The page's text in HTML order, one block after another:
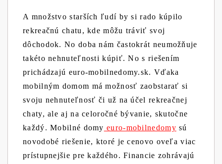
A množstvo starších ľudí by si rado kúpilo
rekreačnú chatu, kde môžu tráviť svoj
dôchodok. No doba nám častokrát neumožňuje
takéto nehnuteľnosti kúpiť. No s riešením
prichádzajú euro-mobilnedomy.sk. Vďaka
mobilným domom má možnosť zaobstarať si
svoju nehnuteľnosť či už na účel rekreačnej
chaty, ale aj na celoročné bývanie, skutočne
každý.Mobilné domy euro-mobilnedomy sú
novodobé riešenie, ktoré je cenovo oveľa viac
prístupnejšie pre každého. Financie zohrávajú